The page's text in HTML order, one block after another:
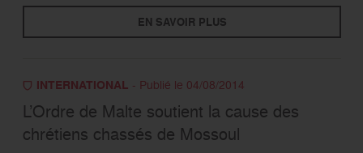
EN SAVOIR PLUS
INTERNATIONAL - Publié le 04/08/2014
L’Ordre de Malte soutient la cause des
chrétiens chassés de Mossoul